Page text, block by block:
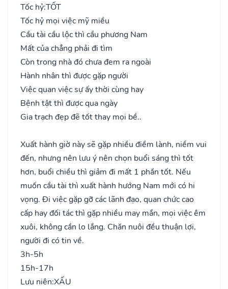
Tốc hỷ:TỐT
Tốc hỷ mọi việc mỹ miều
Cầu tài cầu lộc thì cầu phương Nam
Mất của chẳng phải đi tìm
Còn trong nhà đó chưa đem ra ngoài
Hành nhân thì được gặp người
Việc quan việc sự ấy thời cùng hay
Bệnh tật thì được qua ngày
Gia trạch đẹp đẽ tốt thay mọi bề..
Xuất hành giờ này sẽ gặp nhiều điềm lành, niềm vui
đến, nhưng nên lưu ý nên chọn buổi sáng thì tốt
hơn, buổi chiều thì giảm đi mất 1 phần tốt. Nếu
muốn cầu tài thì xuất hành hướng Nam mới có hi
vọng. Đi việc gặp gỡ các lãnh đạo, quan chức cao
cấp hay đối tác thì gặp nhiều may mắn, mọi việc êm
xuôi, không cần lo lắng. Chăn nuôi đều thuận lợi,
người đi có tin về.
3h-5h
15h-17h
Lưu niên:XẤU